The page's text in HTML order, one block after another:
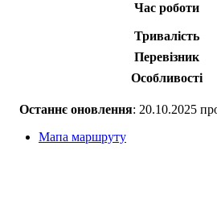
Час роботи
Тривалість
Перевізник
Особливості
Останнє оновлення: 20.10.2025
Мапа маршруту